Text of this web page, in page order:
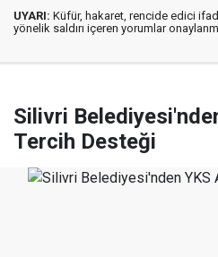
UYARI: Küfür, hakaret, rencide edici
yönelik saldırı içeren yorumlar
Silivri
Tercih Desteği